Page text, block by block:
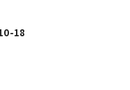
18